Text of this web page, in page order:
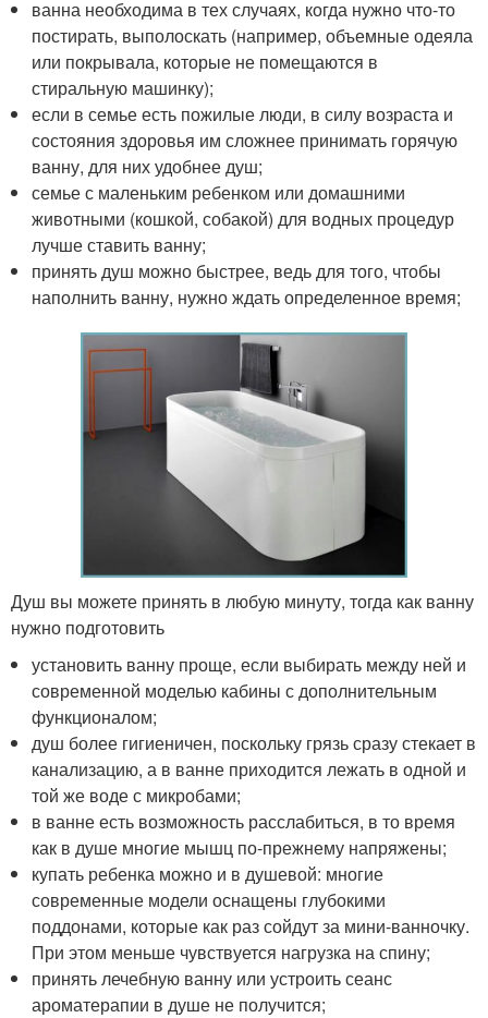
ванна необходима в тех случаях, когда нужно что-то
постирать, выполоскать (например, объемные одеяла
или покрывала, которые не помещаются в
стиральную машинку);
если в семье есть пожилые люди, в силу возраста и
состояния здоровья им сложнее принимать горячую
ванну, для них удобнее душ;
семье с маленьким ребенком или домашними
животными (кошкой, собакой) для водных процедур
лучше ставить ванну;
принять душ можно быстрее, ведь для того, чтобы
наполнить ванну, нужно ждать определенное время;
Душ вы можете принять в любую минуту, тогда как ванну
нужно подготовить
установить ванну проще, если выбирать между ней и
современной моделью кабины с дополнительным
функционалом;
душ более гигиеничен, поскольку грязь сразу стекает в
канализацию, а в ванне приходится лежать в одной и
той же воде с микробами;
в ванне есть возможность расслабиться, в то время
как в душе многие мышц по-прежнему напряжены;
купать ребенка можно и в душевой: многие
современные модели оснащены глубокими
поддонами, которые как раз сойдут за мини-ванночку.
При этом меньше чувствуется нагрузка на спину;
принять лечебную ванну или устроить сеанс
ароматерапии в душе не получится;